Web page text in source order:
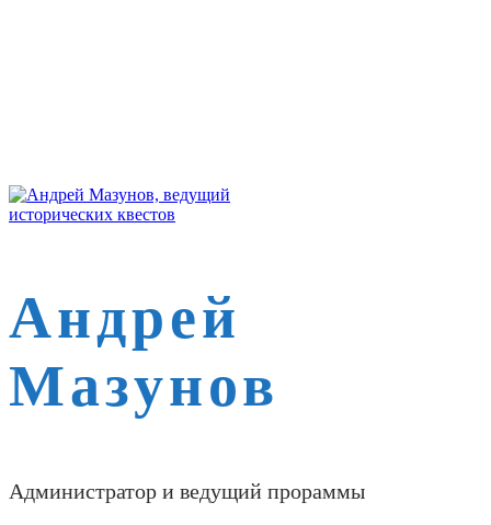
Андрей
Мазунов
Администратор и ведущий прораммы